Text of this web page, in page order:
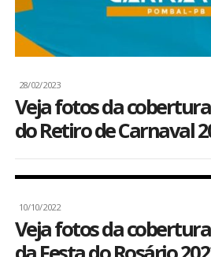
28/02/2023
Veja fotos da
do Retiro de Carnaval
10/10/2022
Veja fotos da